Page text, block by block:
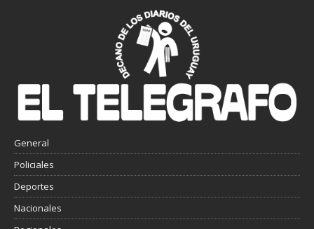
General
Policiales
Deportes
Nacionales